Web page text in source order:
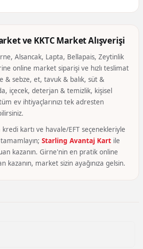
ve KKTC Market Alışverişi
Alsancak, Lapta, Bellapais, Zeytinlik
online market siparişi ve hızlı teslimat
& sebze, et, tavuk & balık, süt &
içecek, deterjan & temizlik, kişisel
ev ihtiyaçlarınızı tek adresten
kredi kartı ve havale/EFT seçenekleriyle
Starling Avantaj Kart ile
kazanın. Girne'nin en pratik online
kazanın, market sizin ayağınıza gelsin.